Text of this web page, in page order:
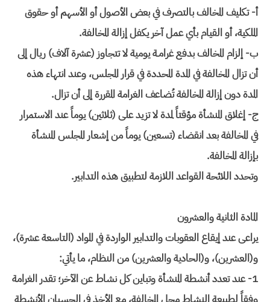
أ- تكليف المخالف بالتصرف في بعض الأصول أو الأسهم أو حقوق
الملكية، أو القيام بأي عمل آخر يكفل إزالة المخالفة.
ب- إلزام المخالف بدفع غرامـة يومية لا تتجاوز (عشرة آلاف) ريال إلى
أن تزال المخالفة في المدة المحددة في قرار المجلس، وعند انتهاء هذه
المدة دون إزالة المخالفة تُضاعف الغرامة المقررة إلى أن تزال.
ج- إغلاق المنشأة مؤقتاً لمدة لا تزيد على (ثلاثين) يوماً عند الاستمرار
في المخالفة بعد انقضاء (تسعين) يوماً من إشعار المجلس المنشأة
بإزالة المخالفة.
وتحدد اللائحة القواعد اللازمة لتطبيق هذه التدابير.
المادة الثانية والعشرون
يراعى عند إيقاع العقوبات والتدابير الواردة في المواد (التاسعة عشرة)،
و(العشرين)، و(الحادية والعشرين) من النظام، ما يأتي:
1- عند تعدد أنشطة المنشأة وتباين كل نشاط عن الآخر؛ تقدر الغرامة